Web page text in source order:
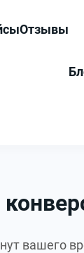
Отзывы
вашего